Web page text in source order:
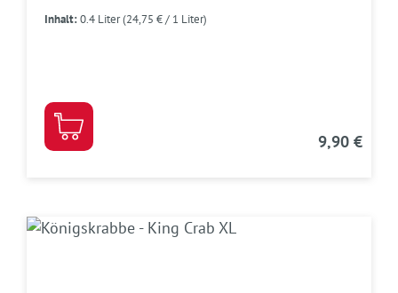
Inhalt:0.4 Liter(24,75 € / 1 Liter)
9,90 €